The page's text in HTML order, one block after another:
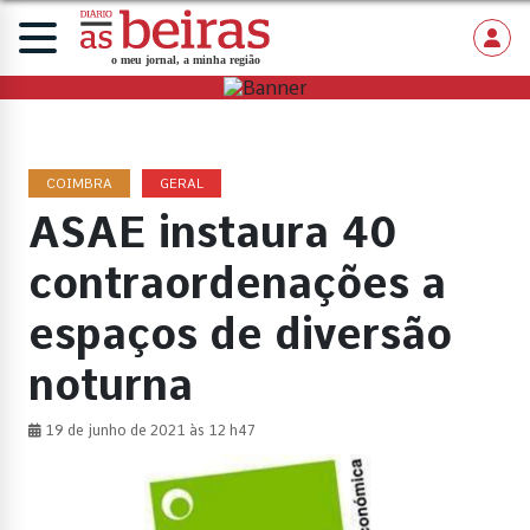
COIMBRA GERAL
ASAE instaura 40
contraordenações a
espaços de diversão
noturna
19 de junho de 2021 às 12 h47